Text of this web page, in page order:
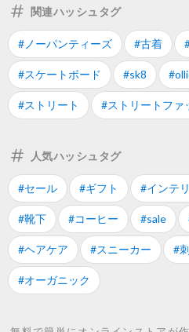
関連ハッシュタグ
#ノーパンティーズ #古着
#スケートボード #sk8
#ストリート #ストリートファ
人気ハッシュタグ
#セール #ギフト #インテ
#靴下 #コーヒー #sale
#ヘアケア #スニーカー #
#オーガニック